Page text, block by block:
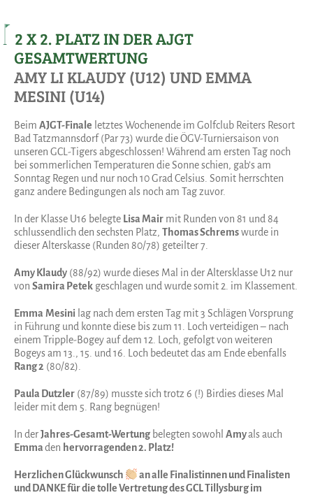
2 X 2. PLATZ IN DER AJGT
GESAMTWERTUNG
AMY LI KLAUDY (U12) UND EMMA
MESINI (U14)
Beim AJGT-Finale letztes Wochenende im Golfclub Reiters Resort
Bad Tatzmannsdorf (Par 73) wurde die ÖGV-Turniersaison von
unseren GCL-Tigers abgeschlossen! Während am ersten Tag noch
bei sommerlichen Temperaturen die Sonne schien, gab’s am
Sonntag Regen und nur noch 10 Grad Celsius. Somit herrschten
ganz andere Bedingungen als noch am Tag zuvor.
In der Klasse U16 belegte Lisa Mair mit Runden von 81 und 84
schlussendlich den sechsten Platz, Thomas Schremswurde in
dieser Alterskasse (Runden 80/78) geteilter 7.
Amy Klaudy (88/92) wurde dieses Mal in der Altersklasse U12 nur
von Samira Petek geschlagen und wurde somit 2. im Klassement.
Emma Mesini lag nach dem ersten Tag mit 3 Schlägen Vorsprung
in Führung und konnte diese bis zum 11. Loch verteidigen – nach
einem Tripple-Bogey auf dem 12. Loch, gefolgt von weiteren
Bogeys am 13., 15. und 16. Loch bedeutet das am Ende ebenfalls
Rang 2 (80/82).
Paula Dutzler (87/89) musste sich trotz 6 (!) Birdies dieses Mal
leider mit dem 5. Rang begnügen!
In derJahres-Gesamt-Wertung belegten sowohl Amyals auch
Emmaden hervorragenden 2. Platz!
Herzlichen Glückwunsch
an alle Finalistinnen und Finalisten
und DANKE für die tolle Vertretung des GCL Tillysburg im